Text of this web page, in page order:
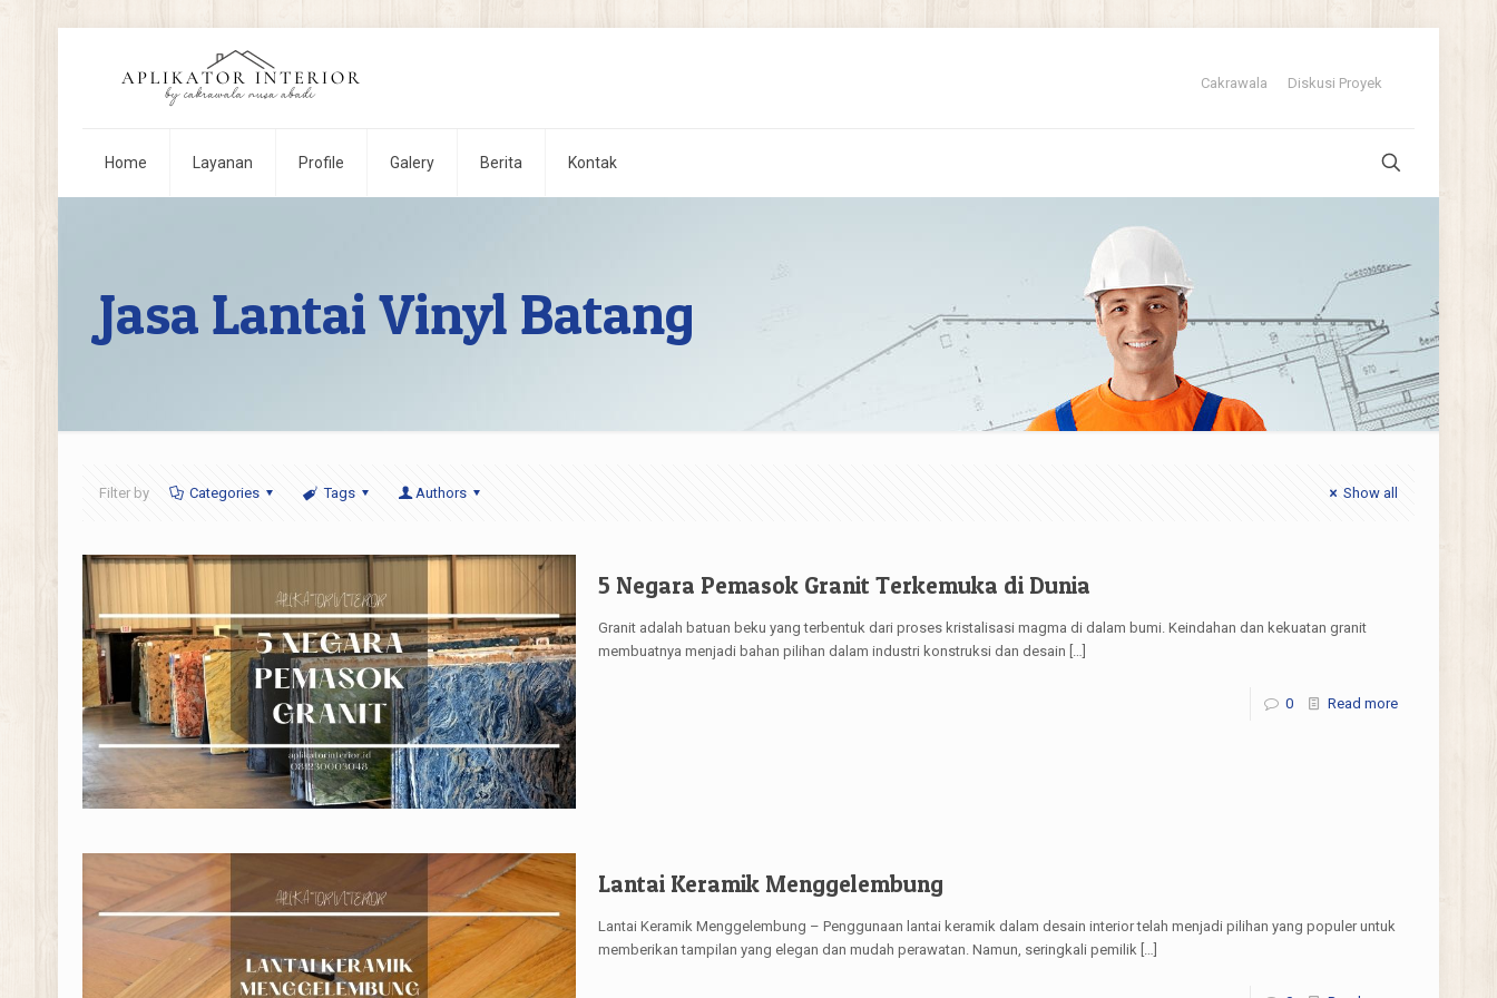
Home Layanan Profile Galery Berita Kontak
Cakrawala Diskusi Proyek
Jasa Lantai Vinyl Batang
Filter by Categories Tags Authors Show all
5 Negara Pemasok Granit Terkemuka di Dunia
Granit adalah batuan beku yang terbentuk dari proses kristalisasi magma di dalam bumi. Keindahan dan kekuatan granit
membuatnya menjadi bahan pilihan dalam industri konstruksi dan desain […]
0 Read more
Lantai Keramik Menggelembung
Lantai Keramik Menggelembung – Penggunaan lantai keramik dalam desain interior telah menjadi pilihan yang populer untuk
memberikan tampilan yang elegan dan mudah perawatan. Namun, seringkali pemilik […]